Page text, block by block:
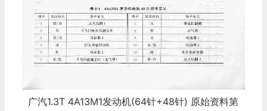
广汽1.3T 4A13M1发动机(64针+48针) 原始资料第